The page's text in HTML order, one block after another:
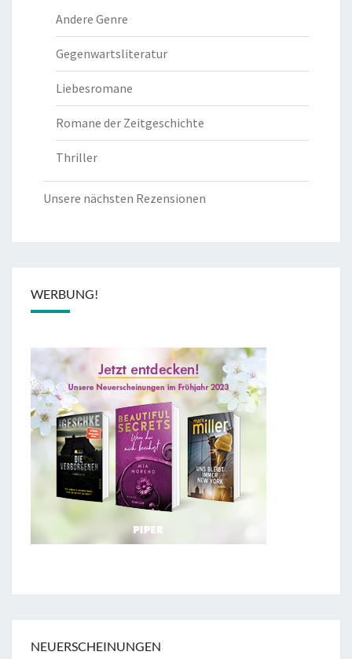
Andere Genre
Gegenwartsliteratur
Liebesromane
Romane der Zeitgeschichte
Thriller
Unsere nächsten Rezensionen
WERBUNG!
NEUERSCHEINUNGEN